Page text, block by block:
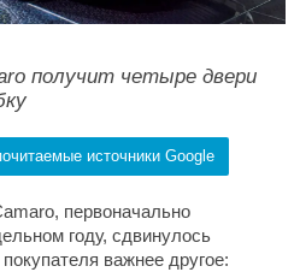
получит четыре двери
источники Google
первоначально
году, сдвинулось
важнее другое: